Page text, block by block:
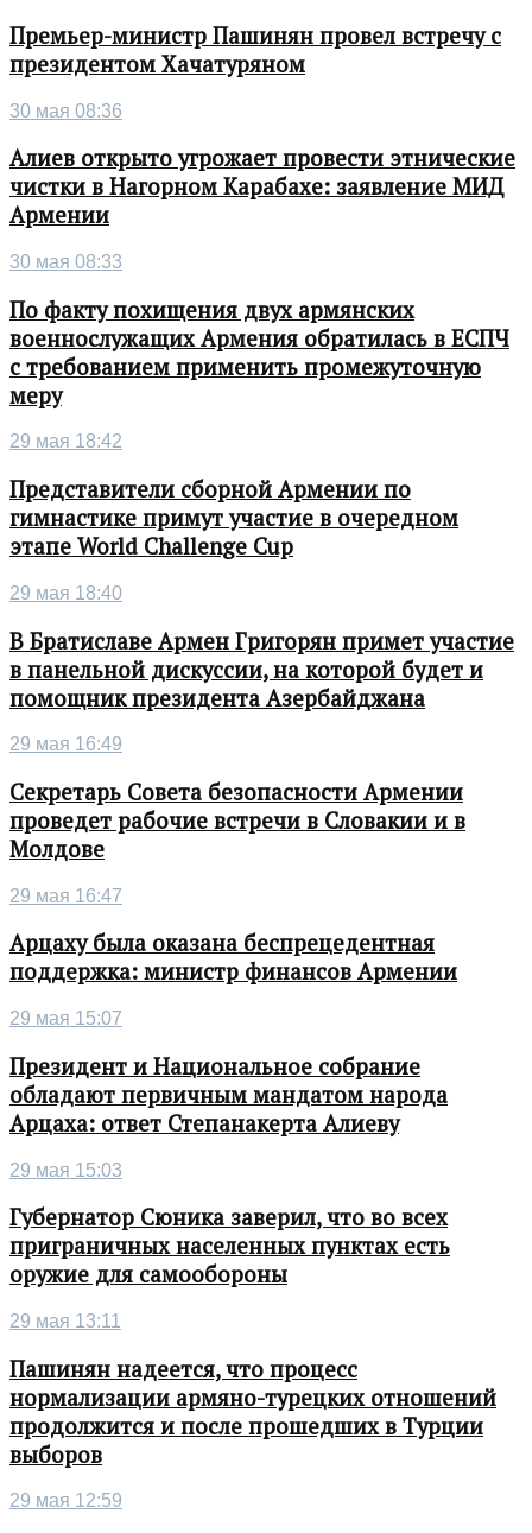
Премьер-министр Пашинян провел встречу с
президентом Хачатуряном
30 мая 08:36
Алиев открыто угрожает провести этнические
чистки в Нагорном Карабахе: заявление МИД
Армении
30 мая 08:33
По факту похищения двух армянских
военнослужащих Армения обратилась в ЕСПЧ
с требованием применить промежуточную
меру
29 мая 18:42
Представители сборной Армении по
гимнастике примут участие в очередном
этапе World Challenge Cup
29 мая 18:40
В Братиславе Армен Григорян примет участие
в панельной дискуссии, на которой будет и
помощник президента Азербайджана
29 мая 16:49
Секретарь Совета безопасности Армении
проведет рабочие встречи в Словакии и в
Молдове
29 мая 16:47
Арцаху была оказана беспрецедентная
поддержка: министр финансов Армении
29 мая 15:07
Президент и Национальное собрание
обладают первичным мандатом народа
Арцаха: ответ Степанакерта Алиеву
29 мая 15:03
Губернатор Сюника заверил, что во всех
приграничных населенных пунктах есть
оружие для самообороны
29 мая 13:11
Пашинян надеется, что процесс
нормализации армяно-турецких отношений
продолжится и после прошедших в Турции
выборов
29 мая 12:59